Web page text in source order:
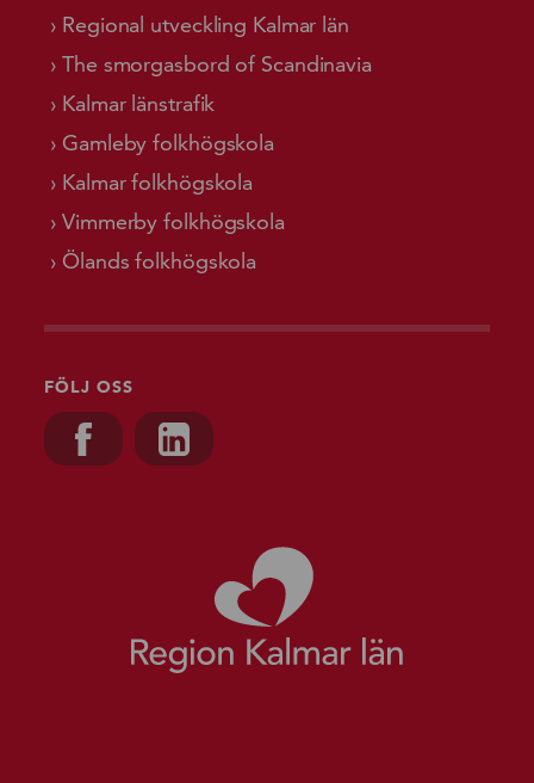
Regional utveckling Kalmar län
The smorgasbord of Scandinavia
Kalmar länstrafik
Gamleby folkhögskola
Kalmar folkhögskola
Vimmerby folkhögskola
Ölands folkhögskola
FÖLJ OSS
Besök oss på, Facebook
Besök oss på, Linkedin